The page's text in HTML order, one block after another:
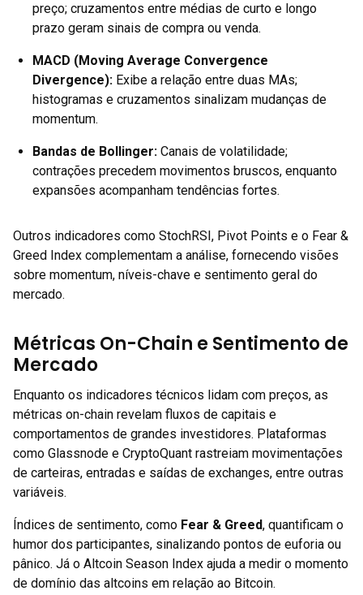
preço; cruzamentos entre médias de curto e longo
prazo geram sinais de compra ou venda.
MACD (Moving Average Convergence
Divergence): Exibe a relação entre duas MAs;
histogramas e cruzamentos sinalizam mudanças de
momentum.
Bandas de Bollinger: Canais de volatilidade;
contrações precedem movimentos bruscos, enquanto
expansões acompanham tendências fortes.
Outros indicadores como StochRSI, Pivot Points e o Fear &
Greed Index complementam a análise, fornecendo visões
sobre momentum, níveis-chave e sentimento geral do
mercado.
Métricas On-Chain e Sentimento de
Mercado
Enquanto os indicadores técnicos lidam com preços, as
métricas on-chain revelam fluxos de capitais e
comportamentos de grandes investidores. Plataformas
como Glassnode e CryptoQuant rastreiam movimentações
de carteiras, entradas e saídas de exchanges, entre outras
variáveis.
Índices de sentimento, como Fear & Greed, quantificam o
humor dos participantes, sinalizando pontos de euforia ou
pânico. Já o Altcoin Season Index ajuda a medir o momento
de domínio das altcoins em relação ao Bitcoin.